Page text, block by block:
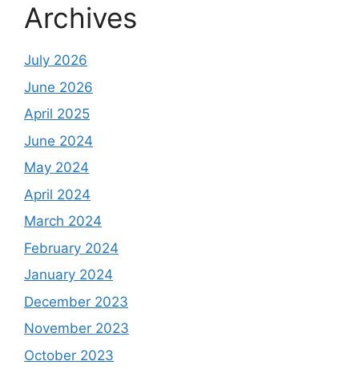
Archives
July 2026
June 2026
April 2025
June 2024
May 2024
April 2024
March 2024
February 2024
January 2024
December 2023
November 2023
October 2023